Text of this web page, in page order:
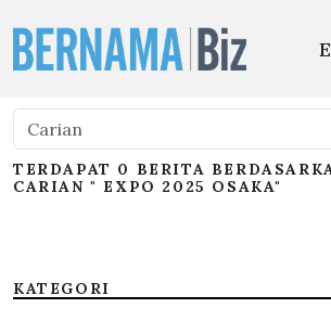
TERDAPAT 0 BERITA
CARIAN " EXPO 2025 OSAKA"
KATEGORI